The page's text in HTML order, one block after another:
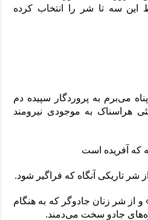
سه تا شر را انتخاب کرده
می‌برم به پروردگار سپیده دم
هراسناک به موجودی نیرومند
که آفریده است
تاریکی آنگاه که فراگیر شود.
از شر زنان جادوگر که به هنگام
جادو سخت می‌دمند.